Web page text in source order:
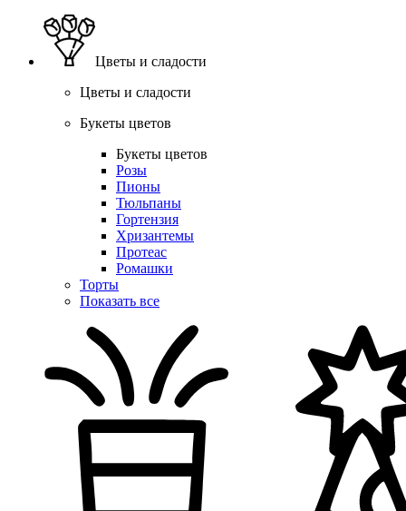
Цветы и сладости
Цветы и сладости
Букеты цветов
Букеты цветов
Розы
Пионы
Тюльпаны
Гортензия
Хризантемы
Протеас
Ромашки
Торты
Показать все